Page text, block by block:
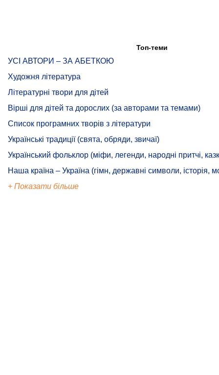
Топ-теми
УСІ АВТОРИ – ЗА АБЕТКОЮ
Художня література
Літературні твори для дітей
Вірші для дітей та дорослих (за авторами та темами)
Список програмних творів з літератури
Українські традиції (свята, обряди, звичаї)
Український фольклор (міфи, легенди, народні притчі,
Наша країна – Україна (гімн, державні символи, історія,
+ Показати більше